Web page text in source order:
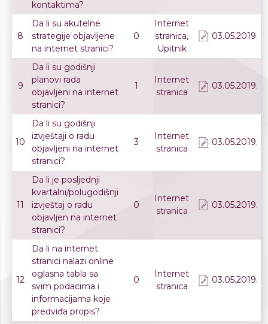
kontaktima?
8
Da li su akutelne
strategije objavljene
na internet stranici?
0
Internet
stranica,
Upitnik
03.05.2019.
9
Da li su godišnji
planovi rada
objavljeni na internet
stranici?
1
Internet
stranica
03.05.2019.
10
Da li su godišnji
izvještaji o radu
objavljeni na internet
stranici?
3
Internet
stranica
03.05.2019.
11
Da li je posljednji
kvartalni/polugodišnji
izvještaj o radu
objavljen na internet
stranici?
0
Internet
stranica
03.05.2019.
12
Da li na internet
stranici nalazi online
oglasna tabla sa
svim podacima i
informacijama koje
predviđa propis?
0
Internet
stranica
03.05.2019.